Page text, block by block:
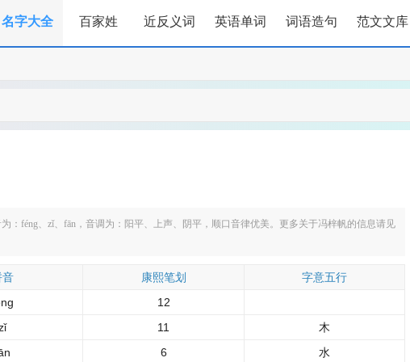
名字大全 百家姓 近反义词 英语单词 词语造句 范文文库
：féng、zǐ、fān，音调为：阳平、上声、阴平，顺口音律优美。更多关于冯梓帆的信息请见
音 康熙笔划
字意五行
12
11
木
6 水